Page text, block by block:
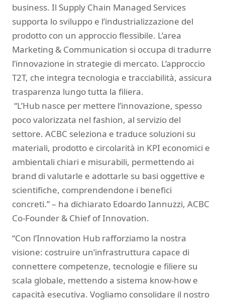
business. Il Supply Chain Managed Services
supporta lo sviluppo e l’industrializzazione del
prodotto con un approccio flessibile. L’area
Marketing & Communication si occupa di tradurre
l’innovazione in strategie di mercato. L’approccio
T2T, che integra tecnologia e tracciabilità, assicura
trasparenza lungo tutta la filiera.
“L’Hub nasce per mettere l’innovazione, spesso
poco valorizzata nel fashion, al servizio del
settore. ACBC seleziona e traduce soluzioni su
materiali, prodotto e circolarità in KPI economici e
ambientali chiari e misurabili, permettendo ai
brand di valutarle e adottarle su basi oggettive e
scientifiche, comprendendone i benefici
concreti.” – ha dichiarato Edoardo Iannuzzi, ACBC
Co-Founder & Chief of Innovation.
“Con l’Innovation Hub rafforziamo la nostra
visione: costruire un’infrastruttura capace di
connettere competenze, tecnologie e filiere su
scala globale, mettendo a sistema know-how e
capacità esecutiva. Vogliamo consolidare il nostro